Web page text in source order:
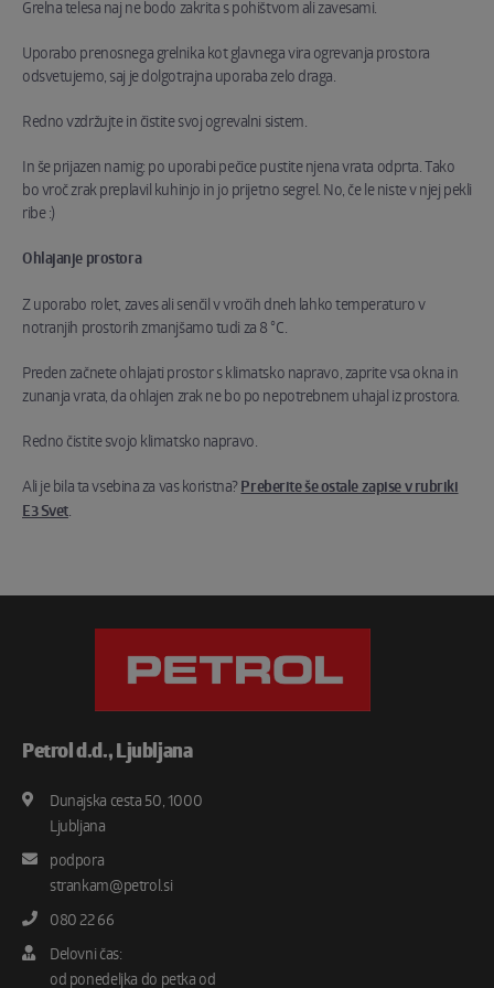
Grelna telesa naj ne bodo zakrita s pohištvom ali zavesami.
Uporabo prenosnega grelnika kot glavnega vira ogrevanja prostora
odsvetujemo, saj je dolgotrajna uporaba zelo draga.
Redno vzdržujte in čistite svoj ogrevalni sistem.
In še prijazen namig: po uporabi pečice pustite njena vrata odprta. Tako
bo vroč zrak preplavil kuhinjo in jo prijetno segrel. No, če le niste v njej pekli
ribe :)
Ohlajanje prostora
Z uporabo rolet, zaves ali senčil v vročih dneh lahko temperaturo v
notranjih prostorih zmanjšamo tudi za 8 °C.
Preden začnete ohlajati prostor s klimatsko napravo, zaprite vsa okna in
zunanja vrata, da ohlajen zrak ne bo po nepotrebnem uhajal iz prostora.
Redno čistite svojo klimatsko napravo.
Ali je bila ta vsebina za vas koristna?Preberite še ostale zapise v rubriki
E3 Svet.
Petrol d.d., Ljubljana
Naš naslov
Dunajska cesta 50, 1000
Ljubljana
Pišite nam na e-mail
podpora
strankam@petrol.si
Pokličite nas na telefonsko številko
080 22 66
Delovni čas:
od ponedeljka do petka od